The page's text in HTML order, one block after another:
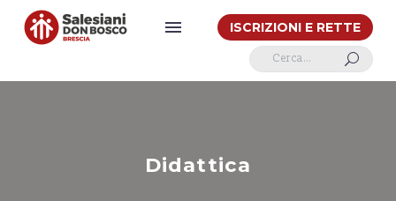
ISCRIZIONI E RETTE
U
Didattica